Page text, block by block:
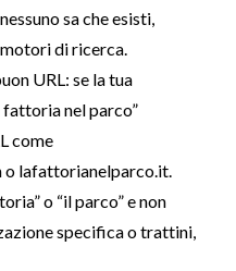
sa che esisti,
di ricerca.
URL: se la tua
nel parco”
come
lafattorianelparco.it.
o “il parco” e non
specifica o trattini,